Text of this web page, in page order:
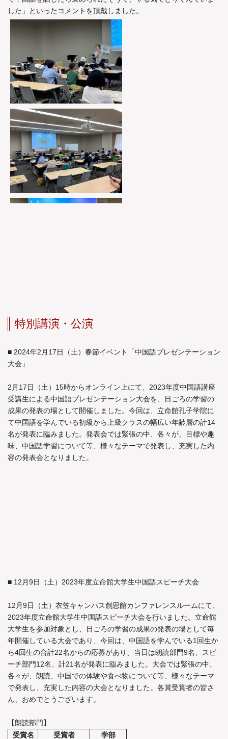
した」といったコメントを頂戴しました。
特別講演・公演
■ 2024年2月17日（土）春節イベント「中国語プレゼンテーション
大会」
■ 12月9日（土）2023年度立命館大学生中国語スピーチ大会
12月9日（土）衣笠キャンパス創思館カンファレンスルームにて、
大学生を参加対象とし、日ごろの学習の成果の発表の場として毎
年開催している大会であり、今回は、中国語を学んでいる1回生か